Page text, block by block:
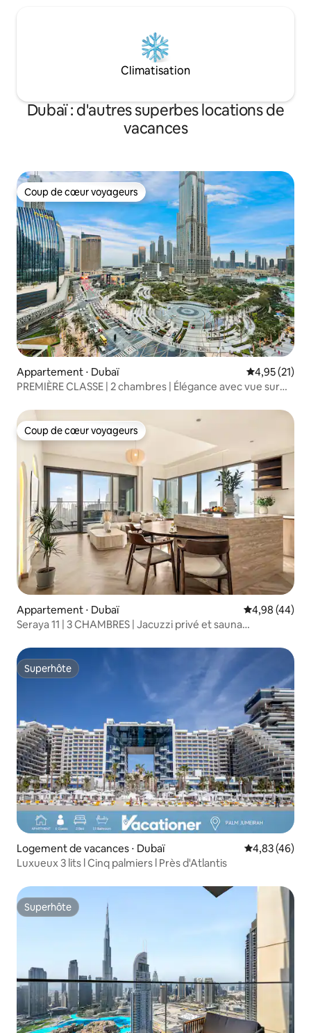
Climatisation
Dubaï : d'autres superbes locations de
vacances
Coup de cœur voyageurs
Coup de cœur voyageurs
Appartement ⋅ Dubaï Évaluation
4,95 (21)
PREMIÈRE CLASSE | 2 chambres | Élégance avec vue sur
Coup de cœur voyageurs
Coup de cœur voyageurs
Appartement ⋅ Dubaï Évaluation
4,98 (44)
Seraya 11 | 3 CHAMBRES | Jacuzzi privé et sauna
Superhôte
Superhôte
Logement de vacances ⋅ Dubaï Évaluation
4,83 (46)
Luxueux 3 lits l Cinq palmiers l Près d'Atlantis
Superhôte
Superhôte